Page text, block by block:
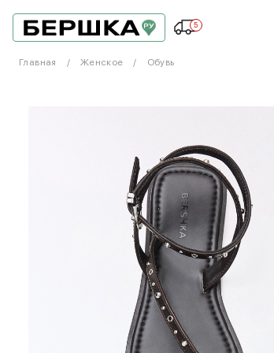
5
Главная Женское Обувь